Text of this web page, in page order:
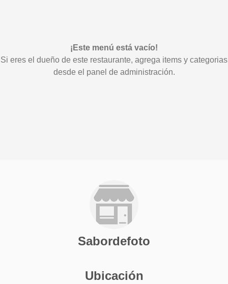
¡Este menú está vacío!
Si eres el dueño de este restaurante, agrega items y categorias
desde el panel de administración.
Sabordefoto
Ubicación